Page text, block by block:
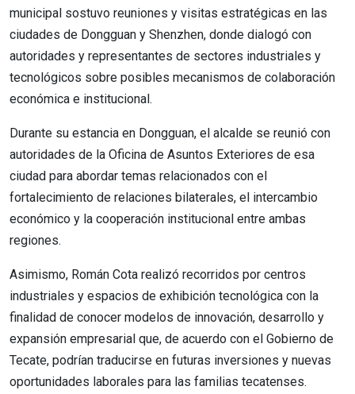
municipal sostuvo reuniones y visitas estratégicas en las
ciudades de Dongguan y Shenzhen, donde dialogó con
autoridades y representantes de sectores industriales y
tecnológicos sobre posibles mecanismos de colaboración
económica e institucional.
Durante su estancia en Dongguan, el alcalde se reunió con
autoridades de la Oficina de Asuntos Exteriores de esa
ciudad para abordar temas relacionados con el
fortalecimiento de relaciones bilaterales, el intercambio
económico y la cooperación institucional entre ambas
regiones.
Asimismo, Román Cota realizó recorridos por centros
industriales y espacios de exhibición tecnológica con la
finalidad de conocer modelos de innovación, desarrollo y
expansión empresarial que, de acuerdo con el Gobierno de
Tecate, podrían traducirse en futuras inversiones y nuevas
oportunidades laborales para las familias tecatenses.